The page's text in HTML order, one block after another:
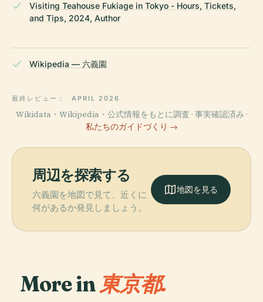
Visiting Teahouse Fukiage in Tokyo - Hours, Tickets,
and Tips, 2024, Author
Wikipedia — 六義園
最終レビュー： APRIL 2026
Wikidata・Wikipedia・公式情報をもとに調査 · 事実確認済み ·
私たちのガイドづくり →
周辺を探索する
六義園を地図で見て、近くに
何があるか発見しましょう。
地図を見る
More in東京都.